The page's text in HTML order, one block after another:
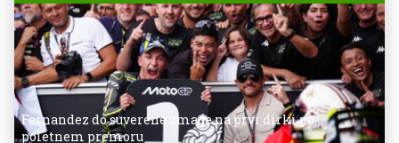
Fernandez do suverene zmage na prvi dirki po
poletnem premoru